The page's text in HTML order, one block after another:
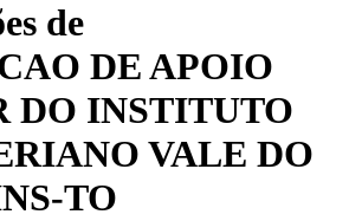
de
DE APOIO
DO INSTITUTO
VALE DO
TO